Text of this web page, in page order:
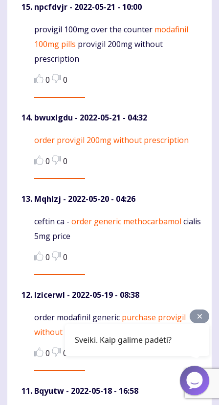
npcfdvjr - 2022-05-21 - 10:00
Komentaras
provigil 100mg over the counter modafinil
100mg pills provigil 200mg without
prescription
0
0
bwuxlgdu - 2022-05-21 - 04:32
Komentaras
order provigil 200mg without prescription
0
0
Mqhlzj - 2022-05-20 - 04:26
Komentaras
ceftin ca - order generic methocarbamol cialis
5mg price
0
0
lzicerwl - 2022-05-19 - 08:38
Komentaras
order modafinil generic purchase provigil
without prescription
0
0
Bqyutw - 2022-05-18 - 16:58
Sveiki. Kaip galime padėti?